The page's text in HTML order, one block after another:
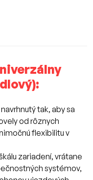
tak, aby sa
od rôznych
flexibilitu v
zariadení, vrátane
systémov,